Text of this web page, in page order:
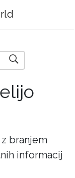
branjem
informacij